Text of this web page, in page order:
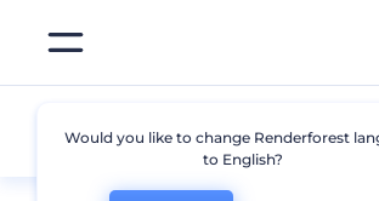
Would you like to change Renderforest
to English?